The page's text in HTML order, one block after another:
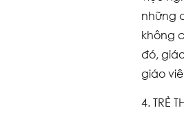
những
không
đó,
giáo
4. TRẺ